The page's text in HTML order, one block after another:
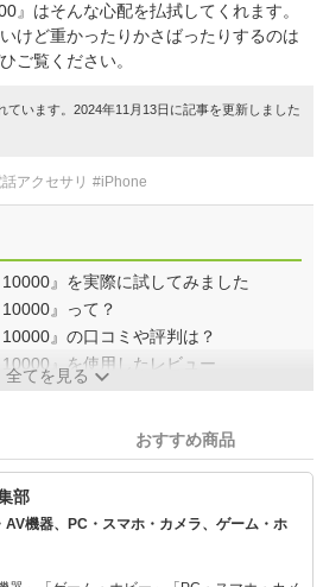
』はそんな心配を払拭してくれます。
けど重かったりかさばったりするのは
ご覧ください。
ています。2024年11月13日に記事を更新しました
アクセサリ #iPhone
』を実際に試してみました
』って？
』の口コミや評判は？
』を使用したレビュー
全てを見る
おすすめ商品
部
AV機器、PC・スマホ・カメラ、ゲーム・ホ